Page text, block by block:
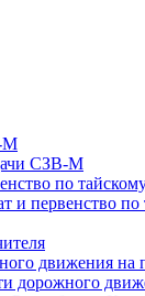
СЗВ-М
и первенство по
дорожного